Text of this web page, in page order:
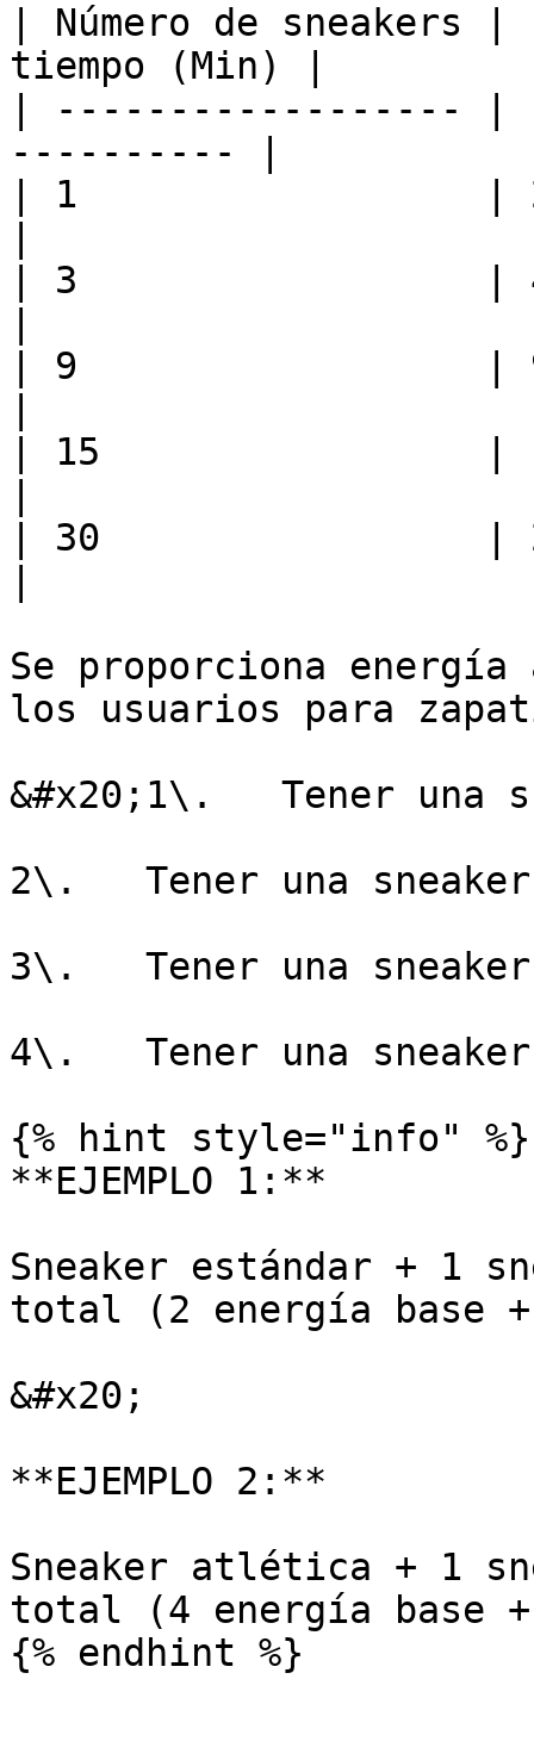
| Número de sneakers
tiempo (Min) |
| ------------------
---------- |
| 1                  |
| 3                  |
| 9                  |
| 15                 |
| 30                 |
Se proporciona
los usuarios para
&#x20;1\.   Tener una
2\.   Tener una
3\.   Tener una
4\.   Tener una
{% hint style="info" %}
**EJEMPLO 1:**
Sneaker estándar + 1
total (2 energía base
&#x20;
**EJEMPLO 2:**
Sneaker atlética + 1
total (4 energía base